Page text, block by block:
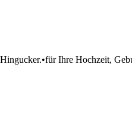
Ihre Hochzeit,